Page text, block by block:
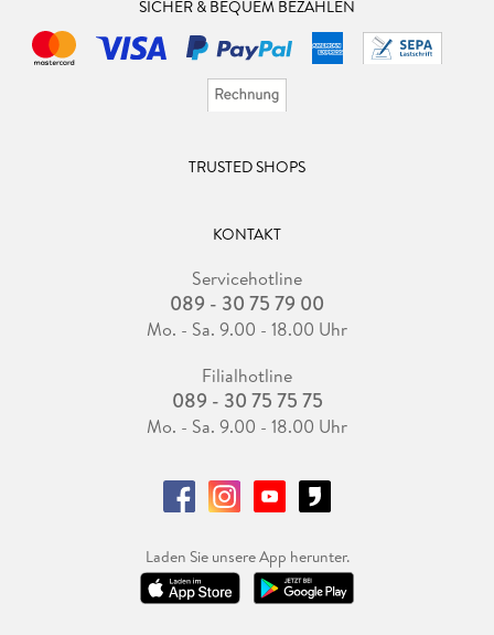
SICHER & BEQUEM BEZAHLEN
TRUSTED SHOPS
KONTAKT
Servicehotline
089 - 30 75 79 00
Mo. - Sa. 9.00 - 18.00 Uhr
Filialhotline
089 - 30 75 75 75
Mo. - Sa. 9.00 - 18.00 Uhr
Laden Sie unsere App herunter.